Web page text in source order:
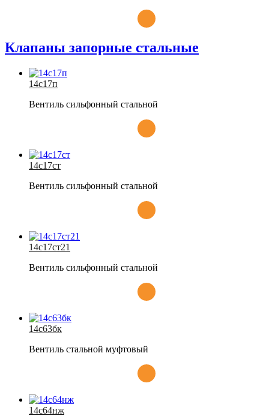
Клапаны запорные стальные
14с17п
Вентиль сильфонный стальной
14с17ст
Вентиль сильфонный стальной
14с17ст21
Вентиль сильфонный стальной
14с63бк
Вентиль стальной муфтовый
14с64нж